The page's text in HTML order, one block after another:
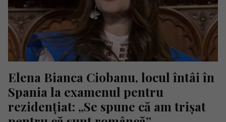
Elena Bianca Ciobanu, locul întâi în
Spania la examenul pentru
rezidențiat: „Se spune că am trișat